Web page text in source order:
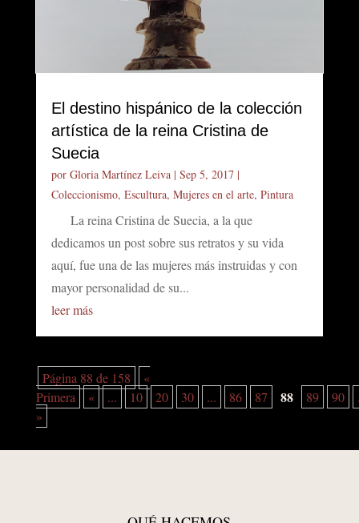
El destino hispánico de la colección
artística de la reina Cristina de
Suecia
por Gloria Martínez Leiva| Sep 5, 2017|
Coleccionismo, Escultura, Mujeres en el arte, Pintura
La reina Cristina de Suecia, a la que
dedicamos un post sobre sus retratos y su vida
aquí, fue una de las mujeres más instruidas y con
mayor personalidad de su...
leer más
Página 88 de 158
«
Primera
« ... 10 20 30 ... 86 87 88 89 90
»